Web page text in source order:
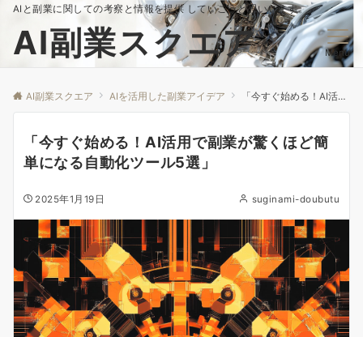
AIと副業に関しての考察と情報を提供 していこうと思いいます。
AI副業スクエア Menu
AI副業スクエア AIを活用した副業アイデア 「今すぐ始める！AI活用で副業が驚くほど簡単になる自動化ツール5選」
「今すぐ始める！AI活用で副業が驚くほど簡
単になる自動化ツール5選」
2025年1月19日 suginami-doubutu